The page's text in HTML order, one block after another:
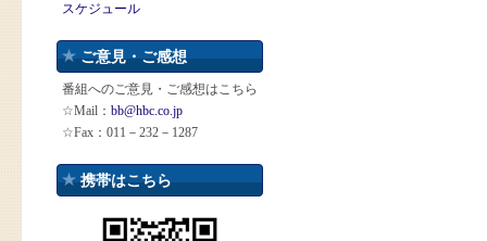
スケジュール
ご意見・ご感想
番組へのご意見・ご感想はこちら
☆Mail： bb@hbc.co.jp
☆Fax：011－232－1287
携帯はこちら